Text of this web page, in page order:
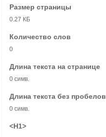
Размер страницы
0.27 КБ
Количество слов
0
Длина текста на странице
0 симв.
Длина текста без пробелов
0 симв.
<H1>